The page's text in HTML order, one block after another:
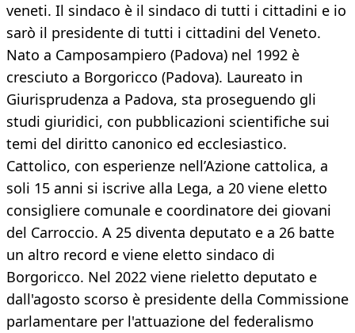
veneti. Il sindaco è il sindaco di tutti i cittadini e io
sarò il presidente di tutti i cittadini del Veneto.
Nato a Camposampiero (Padova) nel 1992 è
cresciuto a Borgoricco (Padova). Laureato in
Giurisprudenza a Padova, sta proseguendo gli
studi giuridici, con pubblicazioni scientifiche sui
temi del diritto canonico ed ecclesiastico.
Cattolico, con esperienze nell’Azione cattolica, a
soli 15 anni si iscrive alla Lega, a 20 viene eletto
consigliere comunale e coordinatore dei giovani
del Carroccio. A 25 diventa deputato e a 26 batte
un altro record e viene eletto sindaco di
Borgoricco. Nel 2022 viene rieletto deputato e
dall'agosto scorso è presidente della Commissione
parlamentare per l'attuazione del federalismo